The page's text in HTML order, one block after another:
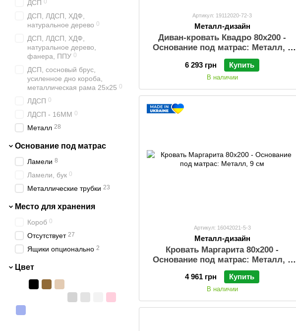
Артикул: 19112020-72-3
Металл-дизайн
Диван-кровать Квадро 80х200 -
Основание под матрас: Металл, 9
см
6 293 грн Купить
В наличии
Артикул: 16042021-5-3
Металл-дизайн
Кровать Маргарита 80х200 -
Основание под матрас: Металл, 9
см
4 961 грн Купить
В наличии
90х200
120х190 52
120х200
140х190
140х200 114
160х190 67
160х200 144
180х190
180х200 128
200х200 8
ДСП 0
ДСП, ЛДСП, ХДФ,
натуральное дерево 0
ДСП, ЛДСП, ХДФ,
натуральное дерево,
фанера, ППУ 0
ДСП, сосновый брус,
усиленное дно короба,
металлическая рама 25х25 0
ЛДСП 0
ЛДСП - 16ММ 0
Металл 28
Основание под матрас
Ламели 8
Ламели, бук 0
Металлические трубки 23
Место для хранения
Короб 0
Отсутствует 27
Ящики опционально 2
Цвет